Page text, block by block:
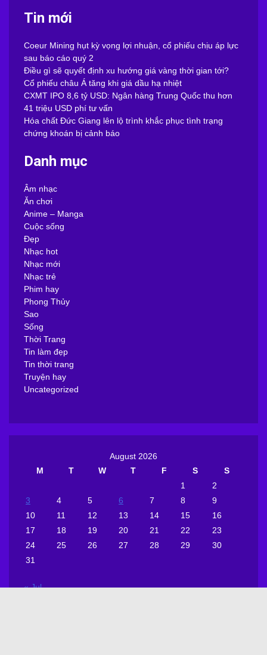
Tin mới
Coeur Mining hụt kỳ vọng lợi nhuận, cổ phiếu chịu áp lực
sau báo cáo quý 2
Điều gì sẽ quyết định xu hướng giá vàng thời gian tới?
Cổ phiếu châu Á tăng khi giá dầu hạ nhiệt
CXMT IPO 8,6 tỷ USD: Ngân hàng Trung Quốc thu hơn
41 triệu USD phí tư vấn
Hóa chất Đức Giang lên lộ trình khắc phục tình trạng
chứng khoán bị cảnh báo
Danh mục
Âm nhạc
Ăn chơi
Anime – Manga
Cuộc sống
Đẹp
Nhạc hot
Nhạc mới
Nhạc trẻ
Phim hay
Phong Thủy
Sao
Sống
Thời Trang
Tin làm đẹp
Tin thời trang
Truyện hay
Uncategorized
August 2026
M
T W T F S
S
1
2
3
4 5 6 7 8
9
10
11 12 13 14 15
16
17
18 19 20 21 22
23
24
25 26 27 28 29
30
31
« Jul